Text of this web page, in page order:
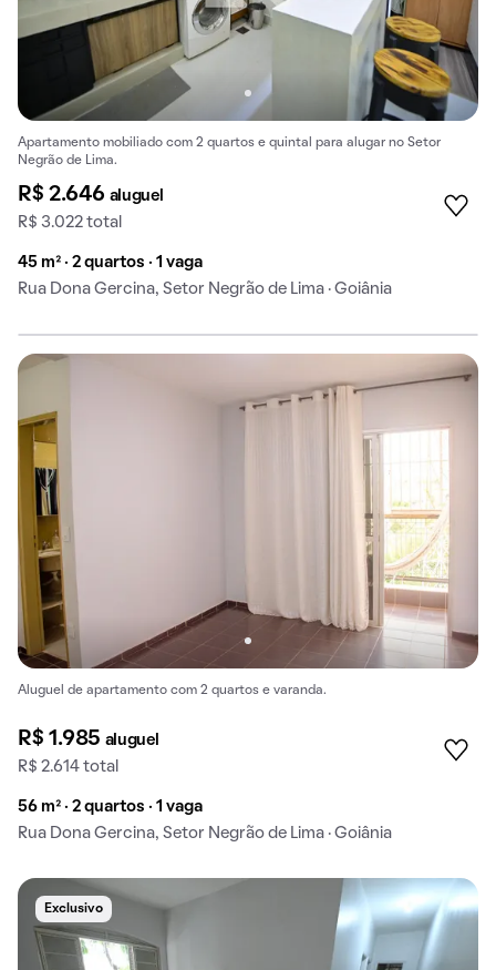
Apartamento mobiliado com 2 quartos e quintal para alugar no Setor
Negrão de Lima.
R$ 2.646 aluguel
R$ 3.022 total
45 m² · 2 quartos · 1 vaga
Rua Dona Gercina, Setor Negrão de Lima · Goiânia
Aluguel de apartamento com 2 quartos e varanda.
R$ 1.985 aluguel
R$ 2.614 total
56 m² · 2 quartos · 1 vaga
Rua Dona Gercina, Setor Negrão de Lima · Goiânia
Exclusivo